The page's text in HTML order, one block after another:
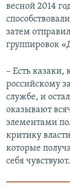
весной 2014
затем
группировок
– Есть казаки,
российскому
службе, и
оказывают
элементами
критику
которые
себя чувствуют.